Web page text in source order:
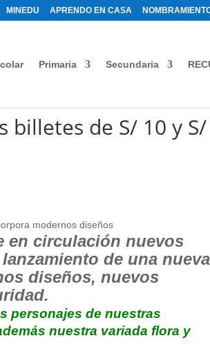
MINEDU APRENDO EN CASA
Primaria Secundaria
billetes de S/ 10 y S/
modernos diseños
en circulación nuevos
de una nueva
diseños, nuevos
personajes de nuestras
nuestra variada flora y